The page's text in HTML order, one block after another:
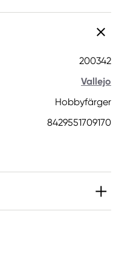
200342
Vallejo
Hobbyfärger
8429551709170